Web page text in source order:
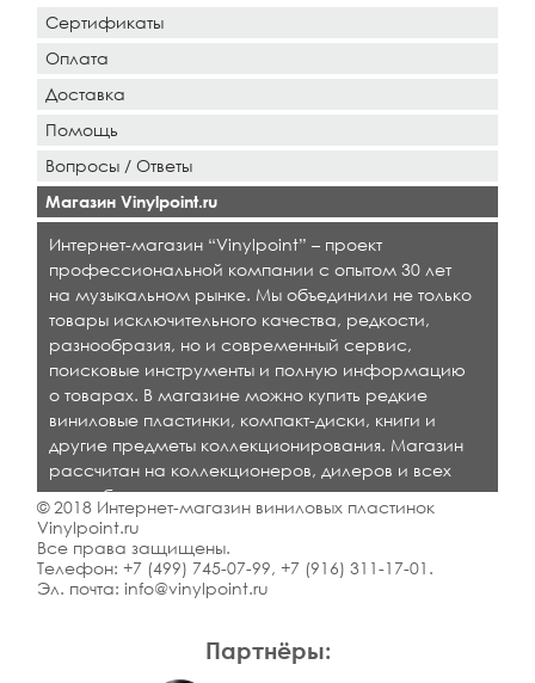
Партнёры:
Сертификаты
Оплата
Доставка
Помощь
Вопросы / Ответы
Магазин Vinylpoint.ru
Интернет-магазин “Vinylpoint” – проект
профессиональной компании с опытом 30 лет
на музыкальном рынке. Мы объединили не только
товары исключительного качества, редкости,
разнообразия, но и современный сервис,
поисковые инструменты и полную информацию
о товарах. В магазине можно купить редкие
виниловые пластинки, компакт-диски, книги и
другие предметы коллекционирования. Магазин
рассчитан на коллекционеров, дилеров и всех
кто любит качественную музыку.
© 2018 Интернет-магазин виниловых пластинок
Vinylpoint.ru
Все права защищены.
Телефон: +7 (499) 745-07-99, +7 (916) 311-17-01 .
Эл. почта: info@vinylpoint.ru